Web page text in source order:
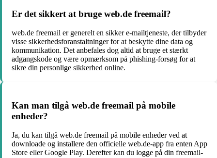
Er det sikkert at bruge web.de freemail?
web.de freemail er generelt en sikker e-mailtjeneste, der tilbyder
visse sikkerhedsforanstaltninger for at beskytte dine data og
kommunikation. Det anbefales dog altid at bruge et stærkt
adgangskode og være opmærksom på phishing-forsøg for at
sikre din personlige sikkerhed online.
Kan man tilgå web.de freemail på mobile
enheder?
Ja, du kan tilgå web.de freemail på mobile enheder ved at
downloade og installere den officielle web.de-app fra enten App
Store eller Google Play. Derefter kan du logge på din freemail-